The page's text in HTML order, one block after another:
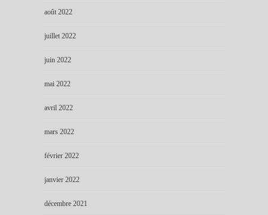
août 2022
juillet 2022
juin 2022
mai 2022
avril 2022
mars 2022
février 2022
janvier 2022
décembre 2021